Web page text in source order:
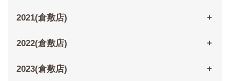
2021(倉敷店)
2022(倉敷店)
2023(倉敷店)